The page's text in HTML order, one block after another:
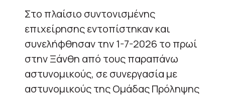
Στο πλαίσιο συντονισμένης
επιχείρησης εντοπίστηκαν και
συνελήφθησαν την 1-7-2026 το πρωί
στην Ξάνθη από τους παραπάνω
αστυνομικούς, σε συνεργασία με
αστυνομικούς της Ομάδας Πρόληψης